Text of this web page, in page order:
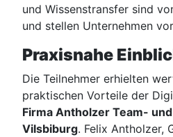
und Wissenstransfer sind
und stellen Unternehmen
Praxisnahe
Die Teilnehmer erhielten
praktischen Vorteile der
Firma Antholzer Team-
Vilsbiburg. Felix Antholzer,